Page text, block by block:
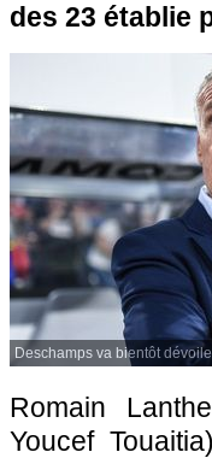
des 23 établie
Deschamps va bientôt
Romain
Youcef